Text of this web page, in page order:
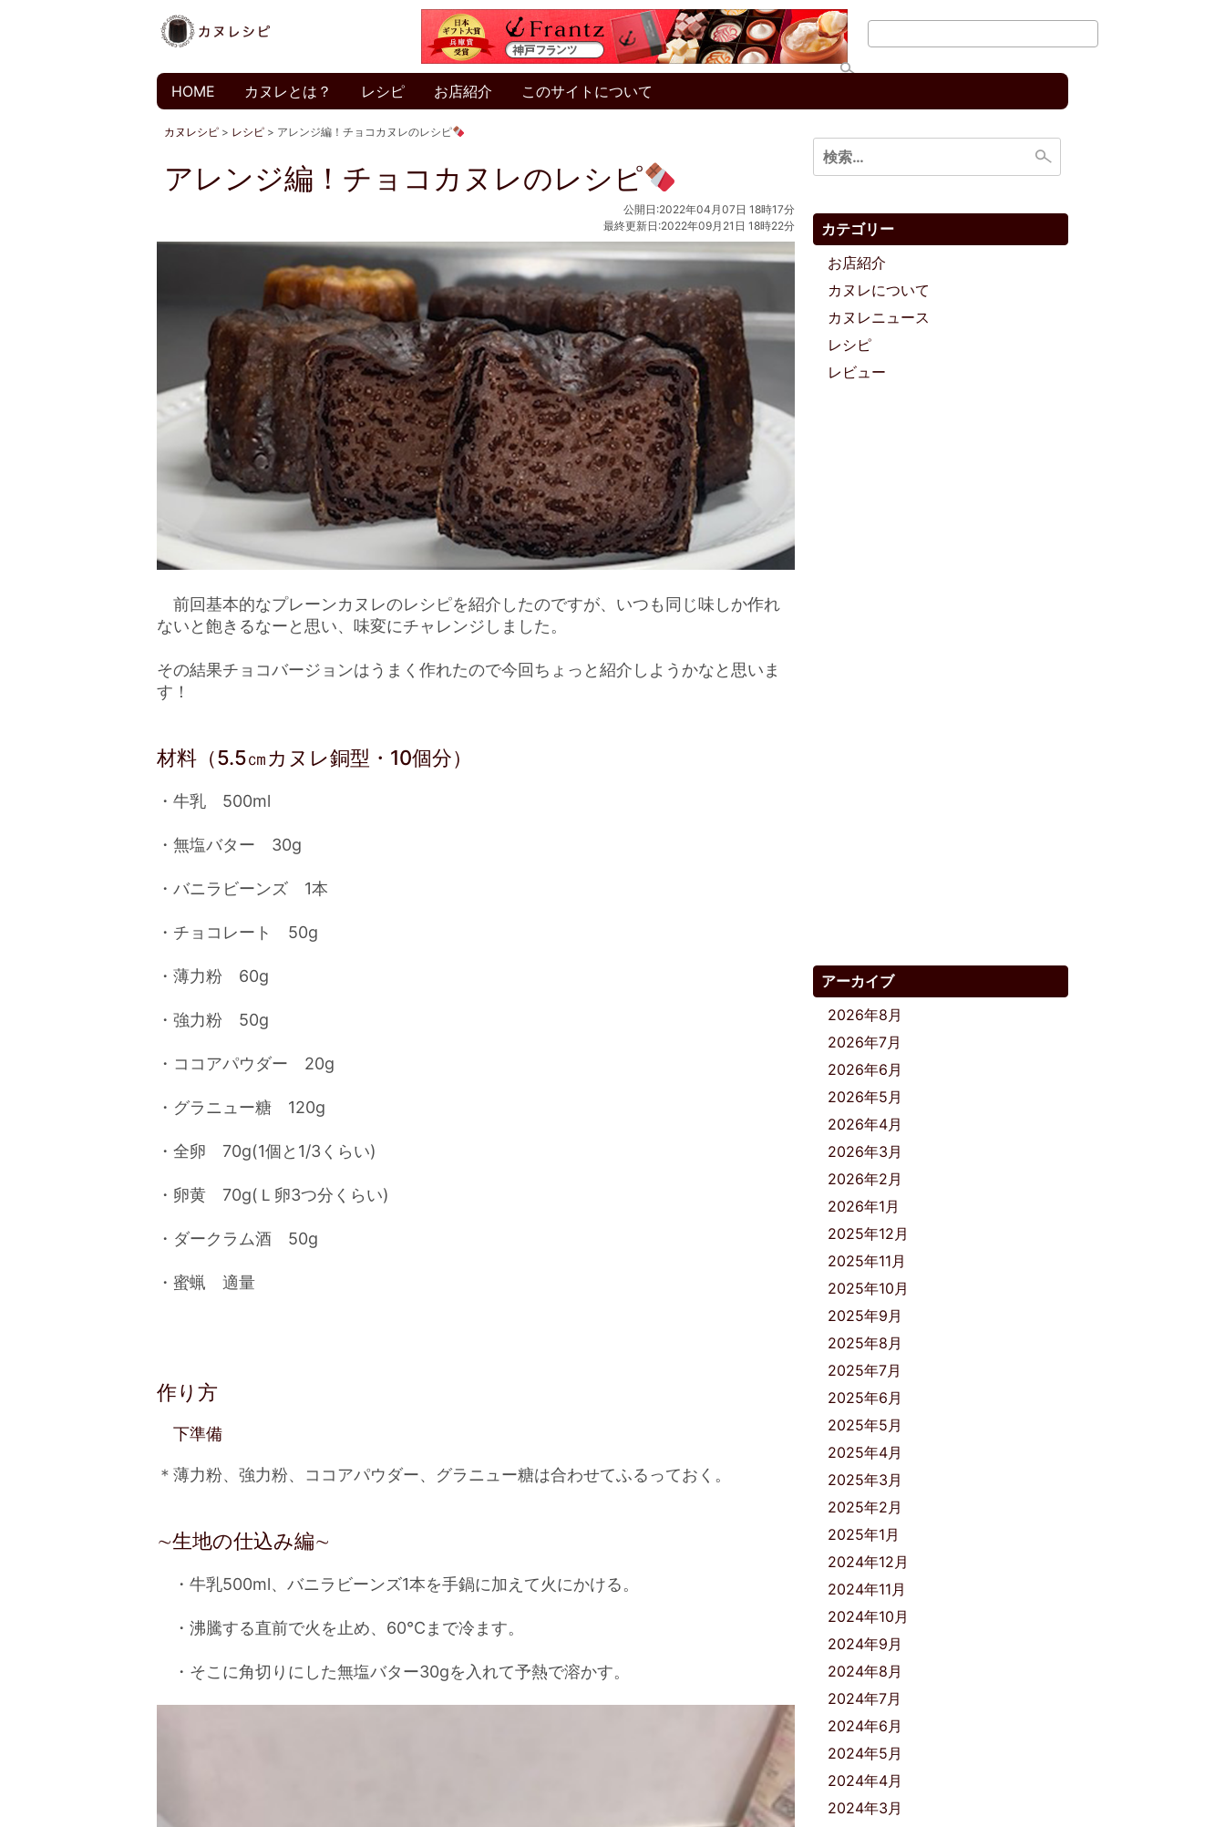
HOME カヌレとは？ レシピ お店紹介 このサイトについて
カヌレシピ > レシピ > アレンジ編！チョコカヌレのレシピ
アレンジ編！チョコカヌレのレシピ
公開日:2022年04月07日 18時17分
最終更新日:2022年09月21日 18時22分
前回基本的なプレーンカヌレのレシピを紹介したのですが、いつも同じ味しか作れ
ないと飽きるなーと思い、味変にチャレンジしました。
その結果チョコバージョンはうまく作れたので今回ちょっと紹介しようかなと思いま
す！
材料（5.5㎝カヌレ銅型・10個分）
・牛乳 500ml
・無塩バター 30g
・バニラビーンズ 1本
・チョコレート 50g
・薄力粉 60g
・強力粉 50g
・ココアパウダー 20g
・グラニュー糖 120g
・全卵 70g(1個と1/3くらい)
・卵黄 70g(Ｌ卵3つ分くらい)
・ダークラム酒 50g
・蜜蝋 適量
作り方
下準備
＊薄力粉、強力粉、ココアパウダー、グラニュー糖は合わせてふるっておく。
∼生地の仕込み編∼
・牛乳500ml、バニラビーンズ1本を手鍋に加えて火にかける。
・沸騰する直前で火を止め、60℃まで冷ます。
・そこに角切りにした無塩バター30gを入れて予熱で溶かす。
検
索:
カテゴリー
お店紹介
カヌレについて
カヌレニュース
レシピ
レビュー
アーカイブ
2026年8月
2026年7月
2026年6月
2026年5月
2026年4月
2026年3月
2026年2月
2026年1月
2025年12月
2025年11月
2025年10月
2025年9月
2025年8月
2025年7月
2025年6月
2025年5月
2025年4月
2025年3月
2025年2月
2025年1月
2024年12月
2024年11月
2024年10月
2024年9月
2024年8月
2024年7月
2024年6月
2024年5月
2024年4月
2024年3月